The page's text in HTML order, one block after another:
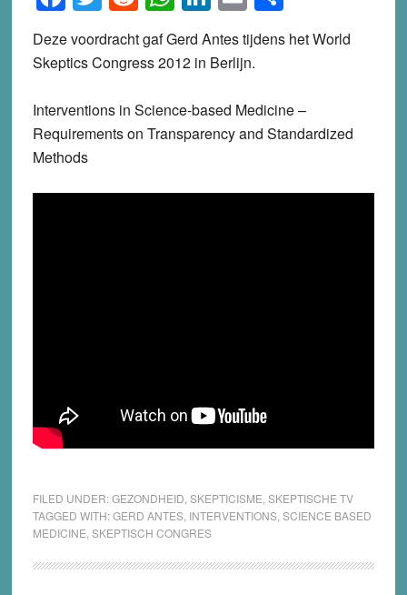
Deze voordracht gaf Gerd Antes tijdens het World
Skeptics Congress 2012 in Berlijn.
Interventions in Science-based Medicine –
Requirements on Transparency and Standardized
Methods
FILED UNDER:GEZONDHEID,SKEPTICISME,SKEPTISCHE TV
TAGGED WITH:GERD ANTES, INTERVENTIONS,SCIENCE BASED
MEDICINE,SKEPTISCH CONGRES